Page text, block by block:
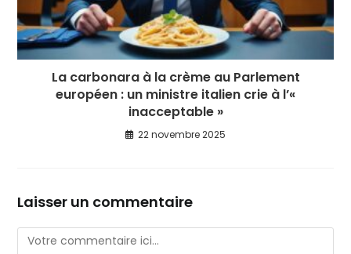
La carbonara à la crème au Parlement
européen : un ministre italien crie à l’«
inacceptable »
22 novembre 2025
Laisser un commentaire